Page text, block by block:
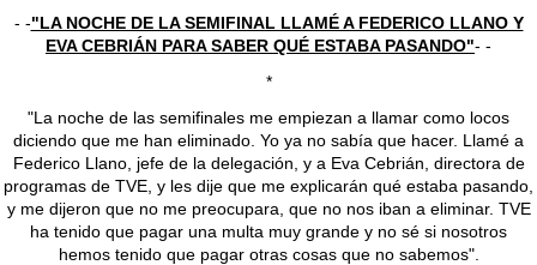
- -"LA NOCHE DE LA SEMIFINAL LLAMÉ A FEDERICO LLANO Y
EVA CEBRIÁN PARA SABER QUÉ ESTABA PASANDO"- -
*
"La noche de las semifinales me empiezan a llamar como locos
diciendo que me han eliminado. Yo ya no sabía que hacer. Llamé a
Federico Llano, jefe de la delegación, y a Eva Cebrián, directora de
programas de TVE, y les dije que me explicarán qué estaba pasando,
y me dijeron que no me preocupara, que no nos iban a eliminar. TVE
ha tenido que pagar una multa muy grande y no sé si nosotros
hemos tenido que pagar otras cosas que no sabemos".